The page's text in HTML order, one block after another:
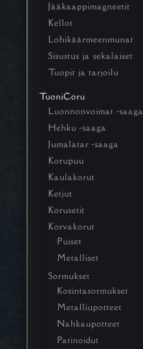
Jääkaappimagneetit
Kellot
Lohikäärmeenmunat
Sisustus ja sekalaiset
Tuopit ja tarjoilu
TuoniCoru
Luonnonvoimat -saaga
Hehku -saaga
Jumalatar -saaga
Korupuu
Kaulakorut
Ketjut
Korusetit
Korvakorut
Puiset
Metalliset
Sormukset
Kosintasormukset
Metalliupotteet
Nahkaupotteet
Patinoidut